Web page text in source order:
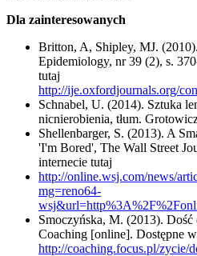
Dla zainteresowanych
Britton, A, Shipley, MJ.
Epidemiology, nr 39 (2), s.
tutaj
http://ije.oxfordjournals.org/
Schnabel, U. (2014). Sztuka
nicnierobienia, tłum.
Shellenbarger, S. (2013). A
'I'm Bored', The Wall Street
internecie tutaj
http://online.wsj.com/news/
mg=reno64-
Smoczyńska, M. (2013).
Coaching [online]. Dostępne
http://coaching.focus.pl/zycie/